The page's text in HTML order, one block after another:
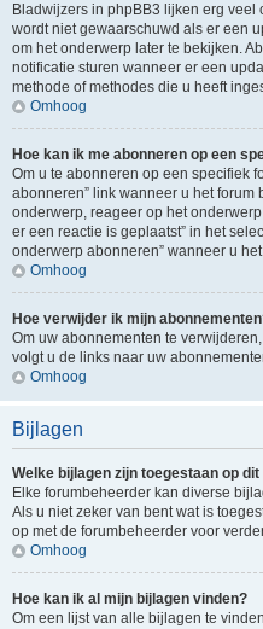
Bladwijzers in phpBB3 lijken erg
wordt niet gewaarschuwd als er een
om het onderwerp later te bekijken.
notificatie sturen wanneer er een
methode of methodes die u heeft
Omhoog
Hoe kan ik me abonneren op een
Om u te abonneren op een specifiek
abonneren” link wanneer u het forum
onderwerp, reageer op het
er een reactie is geplaatst” in het
onderwerp abonneren” wanneer u
Omhoog
Hoe verwijder ik mijn
Om uw abonnementen te
volgt u de links naar uw
Omhoog
Bijlagen
Welke bijlagen zijn toegestaan op
Elke forumbeheerder kan diverse
Als u niet zeker van bent wat is
op met de forumbeheerder voor
Omhoog
Hoe kan ik al mijn bijlagen vinden?
Om een lijst van alle bijlagen te